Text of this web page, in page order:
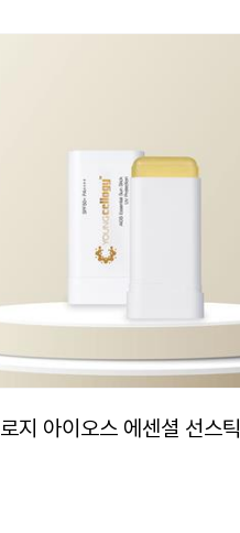
지 아이오스 에센셜 선스틱